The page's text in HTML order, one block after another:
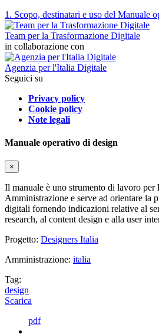
1. Scopo, destinatari e uso del Manuale
Team per la Trasformazione Digitale
in collaborazione con
Agenzia per l'Italia Digitale
Seguici su
Privacy policy
Cookie policy
Note legali
Manuale operativo di design
×
Il manuale è uno strumento di lavoro per
Amministrazione e serve ad orientare la
digitali fornendo indicazioni relative al
research, al content design e alla user
Progetto: Designers Italia
Amministrazione: italia
Tag:
design
Scarica
pdf